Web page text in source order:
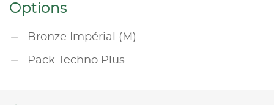
Options
Bronze Impérial (M)
Pack Techno Plus